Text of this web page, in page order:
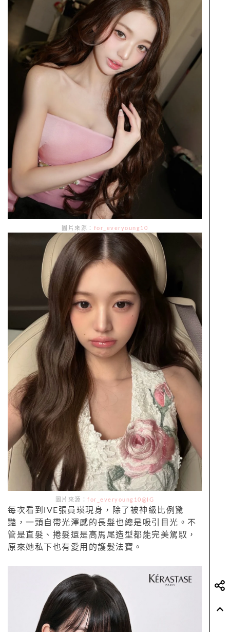
圖片來源： for_everyoung10
圖片來源：for_everyoung10@IG
每次看到IVE張員瑛現身，除了被神級比例驚
豔，一頭自帶光澤感的長髮也總是吸引目光。不
管是直髮、捲髮還是高馬尾造型都能完美駕馭，
原來她私下也有愛用的護髮法寶。